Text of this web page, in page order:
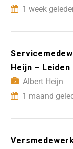
1 week
Heijn – Leiden
Albert Heijn
1 maand